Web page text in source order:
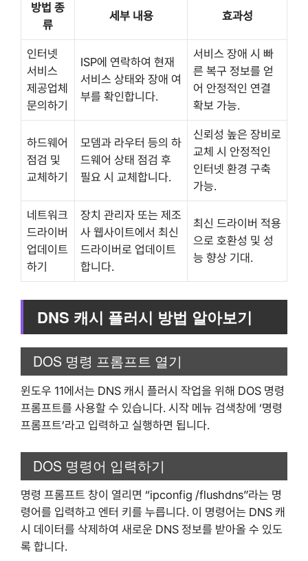
방법 종
류
세부 내용 효과성
인터넷
서비스
제공업체
문의하기
ISP에 연락하여 현재
서비스 상태와 장애 여
부를 확인합니다.
서비스 장애 시 빠
른 복구 정보를 얻
어 안정적인 연결
확보 가능.
하드웨어
점검 및
교체하기
모뎀과 라우터 등의 하
드웨어 상태 점검 후
필요 시 교체합니다.
신뢰성 높은 장비로
교체 시 안정적인
인터넷 환경 구축
가능.
네트워크
드라이버
업데이트
하기
장치 관리자 또는 제조
사 웹사이트에서 최신
드라이버로 업데이트
합니다.
최신 드라이버 적용
으로 호환성 및 성
능 향상 기대.
DNS 캐시 플러시 방법 알아보기
DOS 명령 프롬프트 열기
윈도우 11에서는 DNS 캐시 플러시 작업을 위해 DOS 명령
프롬프트를 사용할 수 있습니다. 시작 메뉴 검색창에 ‘명령
프롬프트’라고 입력하고 실행하면 됩니다.
DOS 명령어 입력하기
명령 프롬프트 창이 열리면 “ipconfig /flushdns”라는 명
령어를 입력하고 엔터 키를 누릅니다. 이 명령어는 DNS 캐
시 데이터를 삭제하여 새로운 DNS 정보를 받아올 수 있도
록 합니다.